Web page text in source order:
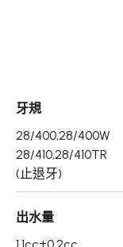
牙規
28/400,28/400W
28/410,28/410TR
(止退牙)
出水量
專利技術品牌
再生塑膠產品
OEM/ODM服務
應用領域